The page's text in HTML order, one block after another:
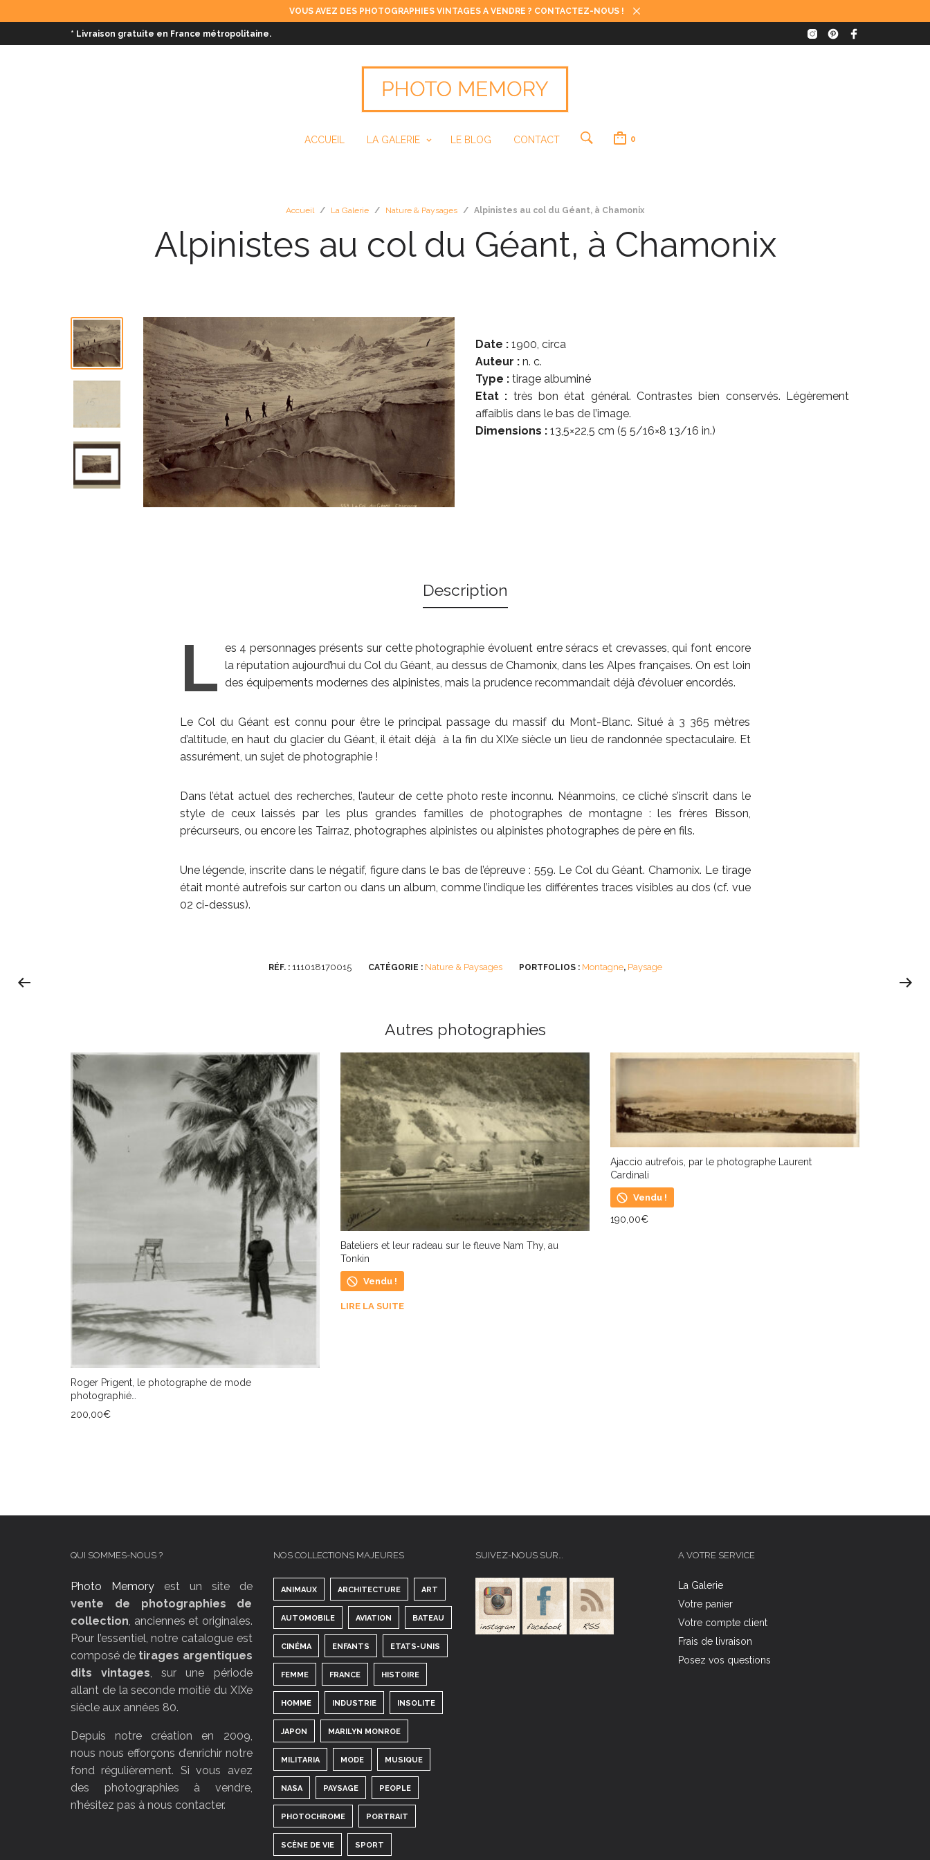
VOUS AVEZ DES PHOTOGRAPHIES VINTAGES A VENDRE ? CONTACTEZ-NOUS !
* Livraison gratuite en France métropolitaine.
ACCUEIL LA GALERIE LE BLOG CONTACT 0
Accueil / La Galerie / Nature & Paysages / Alpinistes au col du Géant, à Chamonix
Alpinistes au col du Géant, à Chamonix
Date : 1900, circa
Auteur : n. c.
Type : tirage albuminé
Etat : très bon état général. Contrastes bien conservés. Légèrement
affaiblis dans le bas de l’image.
Dimensions : 13,5×22,5 cm (5 5/16×8 13/16 in.)
Description
L es 4 personnages présents sur cette photographie évoluent entre séracs et crevasses, qui font encore
la réputation aujourd’hui du Col du Géant, au dessus de Chamonix, dans les Alpes françaises. On est loin
des équipements modernes des alpinistes, mais la prudence recommandait déjà d’évoluer encordés.
Le Col du Géant est connu pour être le principal passage du massif du Mont-Blanc. Situé à 3 365 mètres
d’altitude, en haut du glacier du Géant, il était déjà à la fin du XIXe siècle un lieu de randonnée spectaculaire. Et
assurément, un sujet de photographie !
Dans l’état actuel des recherches, l’auteur de cette photo reste inconnu. Néanmoins, ce cliché s’inscrit dans le
style de ceux laissés par les plus grandes familles de photographes de montagne : les frères Bisson,
précurseurs, ou encore les Tairraz, photographes alpinistes ou alpinistes photographes de père en fils.
Une légende, inscrite dans le négatif, figure dans le bas de l’épreuve : 559. Le Col du Géant. Chamonix. Le tirage
était monté autrefois sur carton ou dans un album, comme l’indique les différentes traces visibles au dos (cf. vue
02 ci-dessus).
RÉF. : 111018170015 CATÉGORIE : Nature & Paysages PORTFOLIOS : Montagne, Paysage
Autres photographies
Roger Prigent, le photographe de mode
photographié…
200,00€
Bateliers et leur radeau sur le fleuve Nam Thy, au
Tonkin
Vendu !
LIRE LA SUITE
Ajaccio autrefois, par le photographe Laurent
Cardinali
Vendu !
190,00€
QUI SOMMES-NOUS ?
Photo Memoryest un site de
vente de photographies de
collection , anciennes et originales.
Pour l’essentiel, notre catalogue est
composé de tirages argentiques
dits vintages , sur une période
allant de la seconde moitié du XIXe
siècle aux années 80.
Depuis notre création en 2009,
nous nous efforçons d’enrichir notre
fond régulièrement. Si vous avez
des photographies à vendre,
n’hésitez pas à nous contacter.
NOS COLLECTIONS MAJEURES
ANIMAUX ARCHITECTURE ART
AUTOMOBILE AVIATION BATEAU
CINÉMA ENFANTS ETATS-UNIS
FEMME FRANCE HISTOIRE
HOMME INDUSTRIE INSOLITE
JAPON MARILYN MONROE
MILITARIA MODE MUSIQUE
NASA PAYSAGE PEOPLE
PHOTOCHROME PORTRAIT
SCÈNE DE VIE SPORT
SUIVEZ-NOUS SUR… A VOTRE SERVICE
La Galerie
Votre panier
Votre compte client
Frais de livraison
Posez vos questions